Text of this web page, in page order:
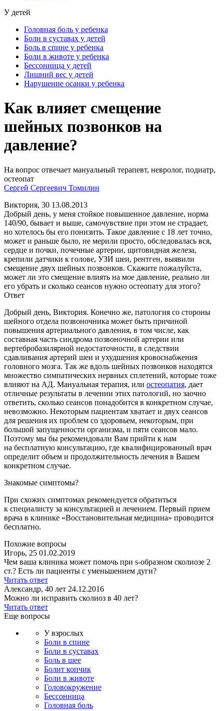
У детей
Головная боль у ребенка
Боли в суставах у детей
Боль в спине у ребенка
Боли в животе у ребенка
Бессонница у детей
Лишний вес у детей
Нарушение осанки у ребенка
Как влияет смещение
шейных позвонков на
давление?
На вопрос отвечает мануальный терапевт, невролог, подиатр,
остеопат
Сергей Сергеевич Томилин
Виктория, 30 13.08.2013
Добрый день, у меня стойкое повышенное давление, норма
140/90, бывает и выше, самочувствие при этом не страдает,
но хотелось бы его понизить. Такое давление с 18 лет точно,
может и раньше было, не мерили просто, обследовалась вся,
сердце и почки, почечные артерии, щитовидная железа,
крепили датчики к голове, УЗИ шеи, рентген, выявили
смещение двух шейных позвонков. Скажите пожалуйста,
может ли это смещение влиять на мое давление, реально ли
его убрать и сколько сеансов нужно остеопату для этого?
Ответ
Добрый день, Виктория. Конечно же, патология со стороны
шейного отдела позвоночника может быть причиной
повышения артериального давления, в том числе, как
составная часть синдрома позвоночной артерии или
вертебробазилярной недостаточности, в следствии
сдавливания артерий шеи и ухудшения кровоснабжения
головного мозга. Так же вдоль шейных позвонков находятся
множество симпатических нервных сплетений, которые тоже
влияют на АД. Мануальная терапия, или остеопатия, дает
отличные результаты в лечении этих патологий, но заочно
ответить, сколько сеансов понадобится в конкретном случае,
невозможно. Некоторым пациентам хватает и двух сеансов
для решения их проблем со здоровьем, некоторым, при
большой запущенности организма, и пяти сеансов мало.
Поэтому мы бы рекомендовали Вам прийти к нам
на бесплатную консультацию, где квалифицированный врач
определит объем и продолжительность лечения в Вашем
конкретном случае.
Знакомые симптомы?
При схожих симптомах рекомендуется обратиться
к специалисту за консультацией и лечением. Первый прием
врача в клинике «Восстановительная медицина» проводится
бесплатно.
Похожие вопросы
Игорь, 25 01.02.2019
Чем ваша клиника может помочь при s-образном сколиозе 2
ст.? Есть ли пациенты с уменьшением дуги?
Читать ответ
Александр, 40 лет 24.12.2016
Можно ли исправить сколиоз в 40 лет?
Читать ответ
Еще вопросы
У взрослых
Боли в спине
Боли в суставах
Боль в шее
Болит копчик
Боли в животе
Головокружение
Бессонница
Головная боль